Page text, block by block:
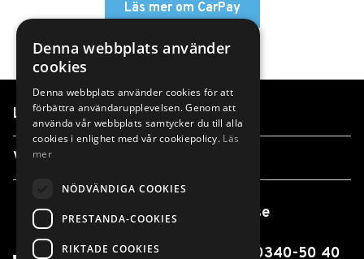
Läs mer om CarPay
Länkar
Våra anläggningar
info@finnvedensbil.se
0370-425 00 / 0550-316 00 / 0340-50 40
Denna webbplats använder
cookies
Denna webbplats använder cookies för att
förbättra användarupplevelsen. Genom att
använda vår webbplats samtycker du till alla
cookies i enlighet med vår cookiepolicy. Läs
mer
NÖDVÄNDIGA COOKIES
PRESTANDA-COOKIES
RIKTADE COOKIES